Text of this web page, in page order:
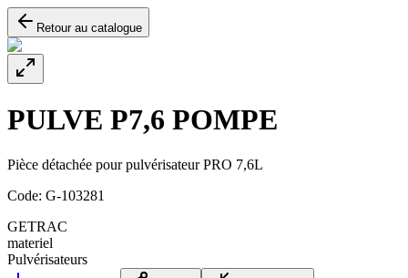
Retour au catalogue
PULVE P7,6 POMPE
Pièce détachée pour pulvérisateur PRO 7,6L
Code: G-103281
GETRAC
materiel
Pulvérisateurs